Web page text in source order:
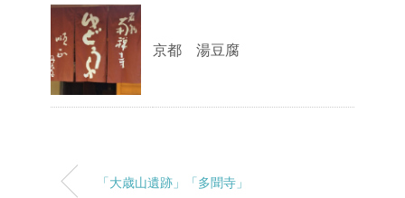
京都 湯豆腐
「大歳山遺跡」「多聞寺」